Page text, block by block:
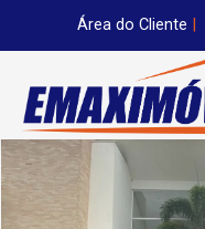
Área do Cliente